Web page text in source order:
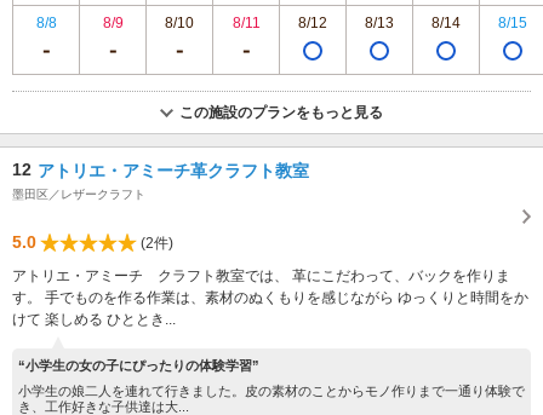
8/8
8/9 8/10 8/11 8/12 8/13 8/14 8/15
この施設のプランをもっと見る
12 アトリエ・アミーチ革クラフト教室
墨田区／レザークラフト
5.0
(2件)
アトリエ・アミーチ クラフト教室では、 革にこだわって、バックを作りま
す。 手でものを作る作業は、素材のぬくもりを感じながら ゆっくりと時間をか
けて 楽しめる ひととき...
“小学生の女の子にぴったりの体験学習”
小学生の娘二人を連れて行きました。皮の素材のことからモノ作りまで一通り体験で
き、工作好きな子供達は大...